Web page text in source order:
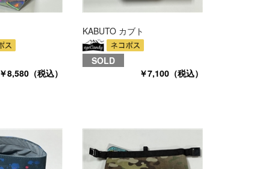
￥8,580（税込）
KABUTO カブト
SOLD
￥7,100（税込）